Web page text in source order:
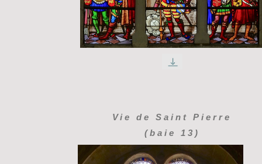
Vie de Saint Pierre
(baie 13)